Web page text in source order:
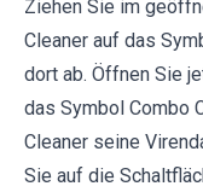
Ziehen Sie im
Cleaner auf das
dort ab. Öffnen Sie
das Symbol Combo
Cleaner seine
Sie auf die